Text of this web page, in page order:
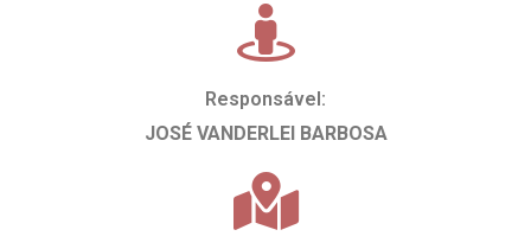
Responsável:
JOSÉ VANDERLEI BARBOSA